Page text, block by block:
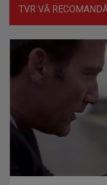
aniversat la TVR ...
TVR VĂ